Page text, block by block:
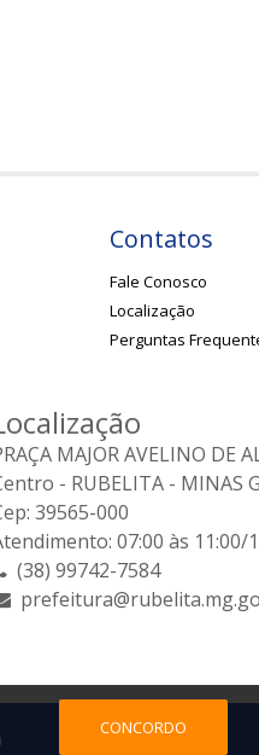
Contatos
Fale Conosco
Localização
Perguntas
MAJOR AVELINO DE
- RUBELITA - MINAS
39565-000
07:00 às 11:00/
(38) 99742-7584
CONCORDO